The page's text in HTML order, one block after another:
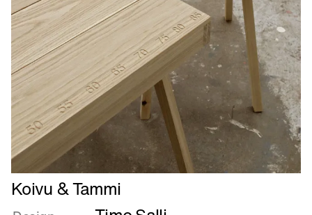
Læs
mere
Koivu & Tammi